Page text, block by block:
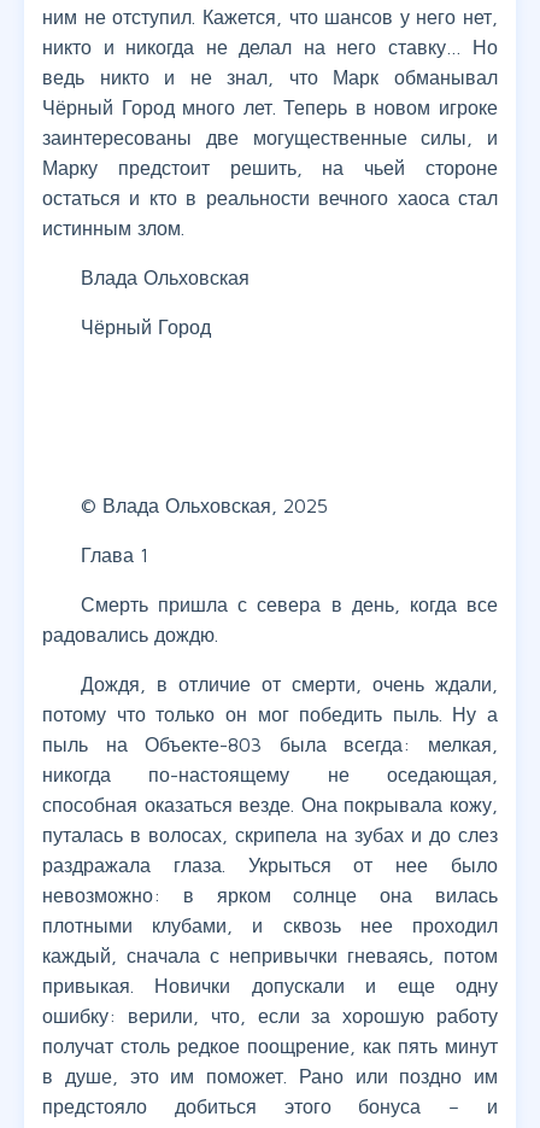
ним не отступил. Кажется, что шансов у него нет,
никто и никогда не делал на него ставку… Но
ведь никто и не знал, что Марк обманывал
Чёрный Город много лет. Теперь в новом игроке
заинтересованы две могущественные силы, и
Марку предстоит решить, на чьей стороне
остаться и кто в реальности вечного хаоса стал
истинным злом.
Влада Ольховская
Чёрный Город
© Влада Ольховская, 2025
Глава 1
Смерть пришла с севера в день, когда все
радовались дождю.
Дождя, в отличие от смерти, очень ждали,
потому что только он мог победить пыль. Ну а
пыль на Объекте-803 была всегда: мелкая,
никогда по-настоящему не оседающая,
способная оказаться везде. Она покрывала кожу,
путалась в волосах, скрипела на зубах и до слез
раздражала глаза. Укрыться от нее было
невозможно: в ярком солнце она вилась
плотными клубами, и сквозь нее проходил
каждый, сначала с непривычки гневаясь, потом
привыкая. Новички допускали и еще одну
ошибку: верили, что, если за хорошую работу
получат столь редкое поощрение, как пять минут
в душе, это им поможет. Рано или поздно им
предстояло добиться этого бонуса – и